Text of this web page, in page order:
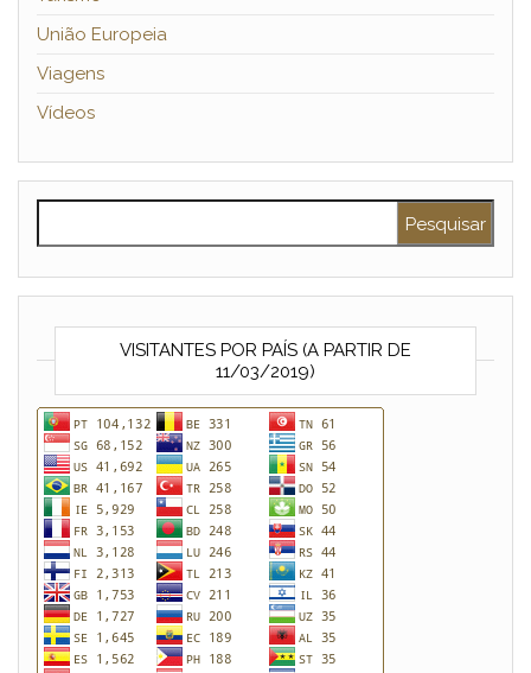
União Europeia
Viagens
Vídeos
VISITANTES POR PAÍS (A PARTIR DE
11/03/2019)